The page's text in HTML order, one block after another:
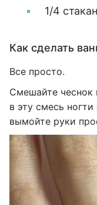
1/4
Как сделать
Все просто.
Смешайте чеснок
в эту смесь
вымойте руки